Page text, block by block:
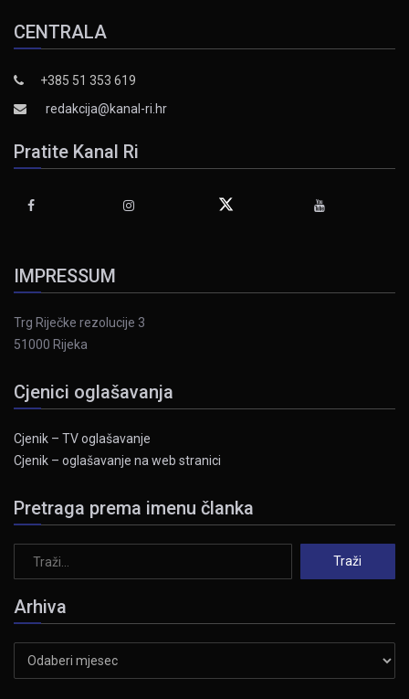
CENTRALA
+385 51 353 619
redakcija@kanal-ri.hr
Pratite Kanal Ri
IMPRESSUM
Trg Riječke rezolucije 3
51000 Rijeka
Cjenici oglašavanja
Cjenik – TV oglašavanje
Cjenik – oglašavanje na web stranici
Pretraga prema imenu članka
Arhiva